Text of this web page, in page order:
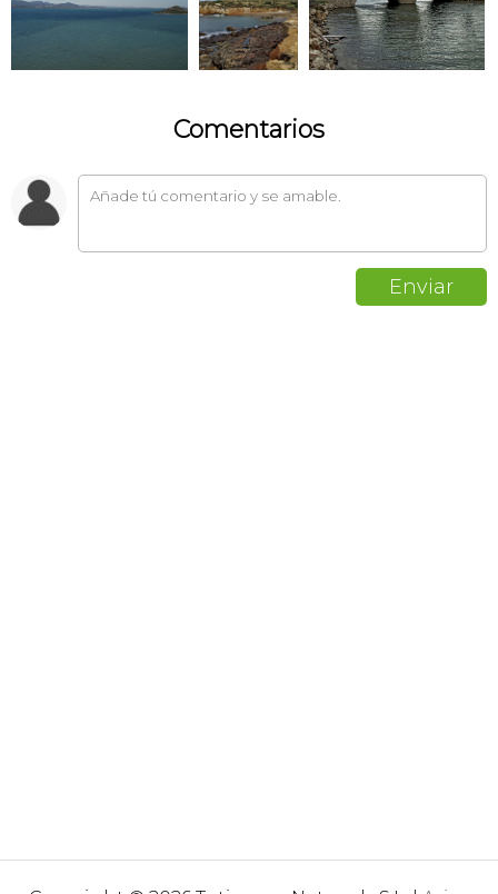
Comentarios